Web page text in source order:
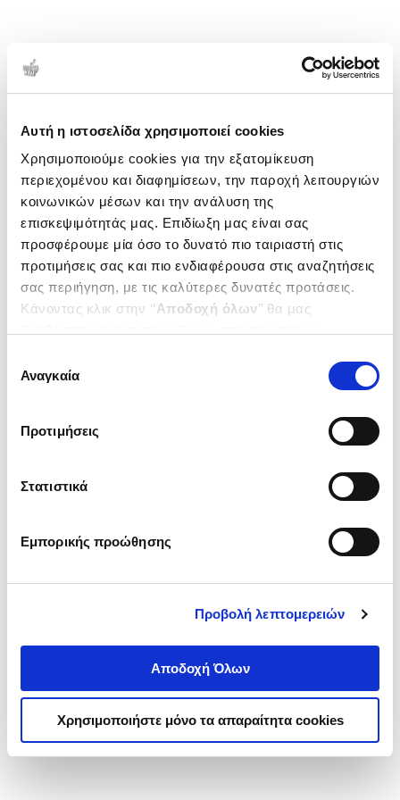
Αυτή η ιστοσελίδα χρησιμοποιεί cookies
Χρησιμοποιούμε cookies για την εξατομίκευση
περιεχομένου και διαφημίσεων, την παροχή λειτουργιών
κοινωνικών μέσων και την ανάλυση της
επισκεψιμότητάς μας. Επιδίωξη μας είναι σας
προσφέρουμε μία όσο το δυνατό πιο ταιριαστή στις
προτιμήσεις σας και πιο ενδιαφέρουσα στις αναζητήσεις
σας περιήγηση, με τις καλύτερες δυνατές προτάσεις.
Κάνοντας κλικ στην ‘’Αποδοχή όλων’’ θα μας
ενδιαφέρουν και να επιλέξετε από τα παρακάτω με την
΄΄και να ενημερωθείτε σχετικά με
συγκατάθεσης
Αναγκαία
Προτιμήσεις
Στατιστικά
Εμπορικής προώθησης
Προβολή λεπτομερειών
Αποδοχή Όλων
Χρησιμοποιήστε μόνο τα απαραίτητα cookies